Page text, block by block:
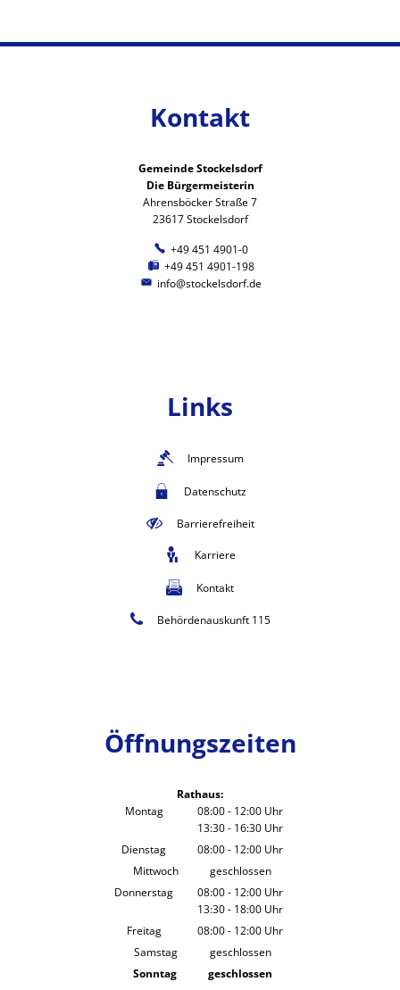
Kontakt
Gemeinde Stockelsdorf
Die Bürgermeisterin
Ahrensböcker Straße 7
23617 Stockelsdorf
+49 451 4901-0
+49 451 4901-198
info@stockelsdorf.de
Links
Impressum
Datenschutz
Barrierefreiheit
Karriere
Kontakt
Behördenauskunft 115
Öffnungszeiten
Rathaus:
Montag
08:00- 12:00 Uhr
Von 08:00 bis 12:00 Uhr
13:30- 16:30 Uhr
Von 13:30 bis 16:30 Uhr
Dienstag 08:00- 12:00 Uhr
Von 08:00 bis 12:00 Uhr
Mittwoch
geschlossen
Donnerstag
08:00- 12:00 Uhr
Von 08:00 bis 12:00 Uhr
13:30- 18:00 Uhr
Von 13:30 bis 18:00 Uhr
Freitag 08:00- 12:00 Uhr
Von 08:00 bis 12:00 Uhr
Samstag
geschlossen
Sonntag
geschlossen